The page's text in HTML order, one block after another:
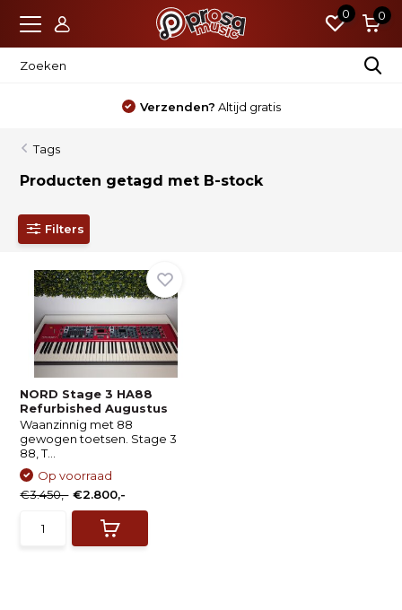
0 0
Verzenden? Altijd gratis
Tags
Producten getagd met B-stock
Filters
NORD Stage 3 HA88
Refurbished Augustus
Waanzinnig met 88
gewogen toetsen. Stage 3
88, T...
Op voorraad
€3.450,- €2.800,-